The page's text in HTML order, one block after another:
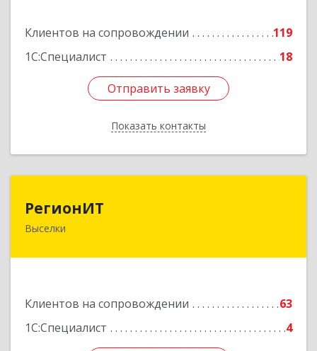
Клиентов на сопровождении
119
1С:Специалист
18
Отправить заявку
Показать контакты
Отправить заявку
Назад
РегионИТ
Выселки
Клиентов на сопровождении
63
1С:Специалист
4